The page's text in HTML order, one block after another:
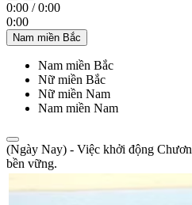
0:00 /0:00
0:00
Nam miền Bắc
Nam miền Bắc
Nữ miền Bắc
Nữ miền Nam
Nam miền Nam
(Ngày Nay) - Việc khởi động
bền vững.